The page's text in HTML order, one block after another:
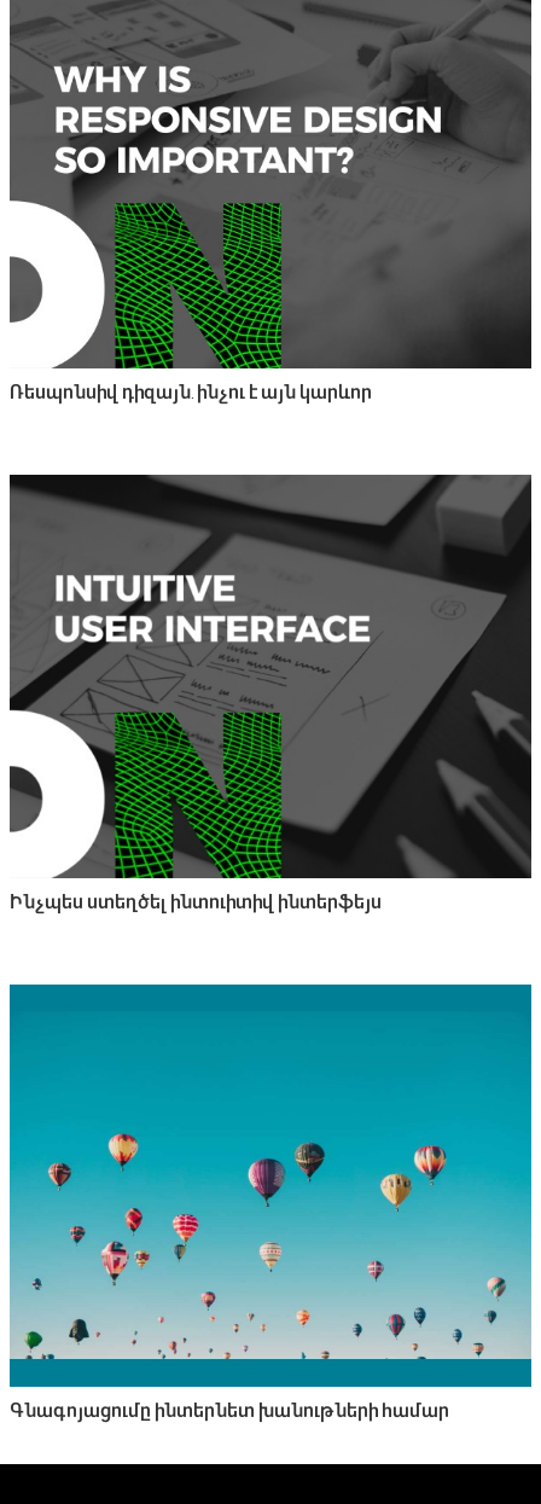
Ռեսպոնսիվ դիզայն. ինչու է այն կարևոր
Ինչպես ստեղծել ինտուիտիվ ինտերֆեյս
Գնագոյացումը ինտերնետ խանութների համար